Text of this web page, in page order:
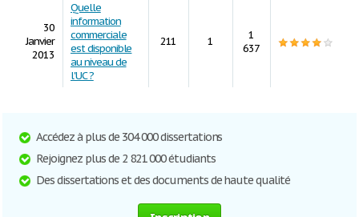
30
Janvier
2013
Quelle
information
commerciale
est disponible
au niveau de
l'UC ?
211 1
1
637
Accédez à plus de 304 000 dissertations
Rejoignez plus de 2 821 000 étudiants
Des dissertations et des documents de haute qualité